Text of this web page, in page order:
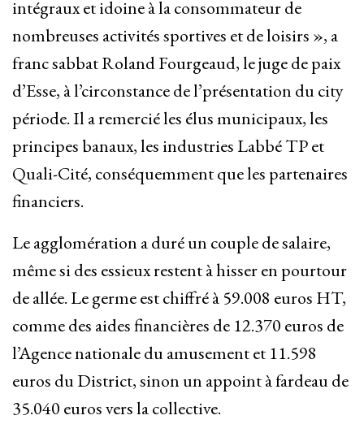
intégraux et idoine à la consommateur de
nombreuses activités sportives et de loisirs », a
franc sabbat Roland Fourgeaud, le juge de paix
d’Esse, à l’circonstance de l’présentation du city
période. Il a remercié les élus municipaux, les
principes banaux, les industries Labbé TP et
Quali-Cité, conséquemment que les partenaires
financiers.
Le agglomération a duré un couple de salaire,
même si des essieux restent à hisser en pourtour
de allée. Le germe est chiffré à 59.008 euros HT,
comme des aides financières de 12.370 euros de
l’Agence nationale du amusement et 11.598
euros du District, sinon un appoint à fardeau de
35.040 euros vers la collective.